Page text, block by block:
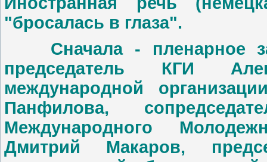
"бросалась в глаза".
Сначала - пленарное
председатель КГИ
международной
Панфилова,
Международного
Дмитрий Макаров,